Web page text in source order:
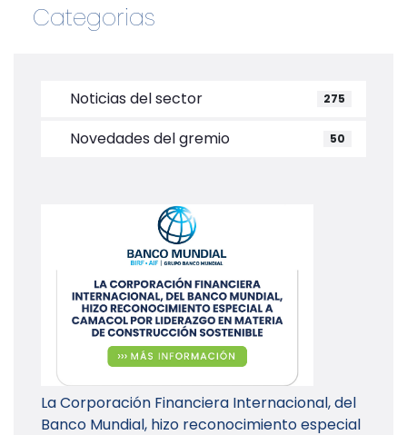
Categorias
Noticias del sector 275
Novedades del gremio 50
La Corporación Financiera Internacional, del
Banco Mundial, hizo reconocimiento especial